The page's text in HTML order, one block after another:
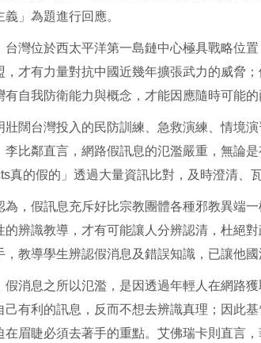
」為題進行回應。
台灣位於西太平洋第一島鏈中心極具戰略位
，才有力量對抗中國近幾年擴張武力的威脅
有自我防衛能力與概念，才能因應隨時可能的
壯闊台灣投入的民防訓練、急救演練、情境
李比鄰直言，網路假訊息的氾濫嚴重，無論
真的假的」透過大量資訊比對，及時澄清、
為，假訊息充斥好比宗教團體各種邪教異端
的辨識教導，才有可能讓人分辨認清，杜絕
，教導學生辨認假消息及錯誤知識，已讓他
假消息之所以氾濫，是因透過年輕人在網路
己有利的訊息，反而不想去辨識真理；因此
在眉睫必須去著手的重點。艾佛瑞卡則直言